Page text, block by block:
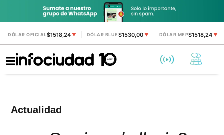
DÓLAR OFICIAL$1518,24 ▼ DÓLAR BLUE$1530,00 ▼ DÓLAR MEP$1518,24▼
Actualidad